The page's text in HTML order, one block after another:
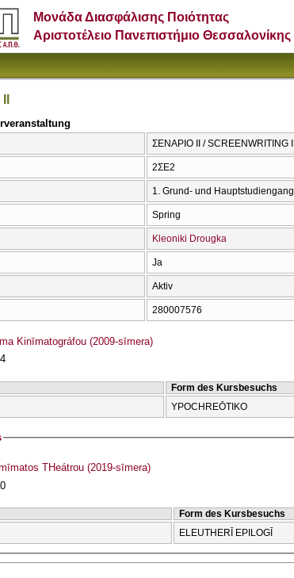
Μονάδα Διασφάλισης Ποιότητας
Αριστοτέλειο Πανεπιστήμιο Θεσσαλονίκης
II
ΣΕΝΑΡΙΟ ΙΙ / SCREENWRITING II
2ΣΕ2
1. Grund- und Hauptstudiengang
Spring
Kleoniki Drougka
Ja
Aktiv
280007576
Kinīmatográfou (2009-sīmera)
Form des Kursbesuchs
YPOCΗREŌTIKO
THeátrou (2019-sīmera)
Form des Kursbesuchs
ELEUTHERĪ EPILOGĪ